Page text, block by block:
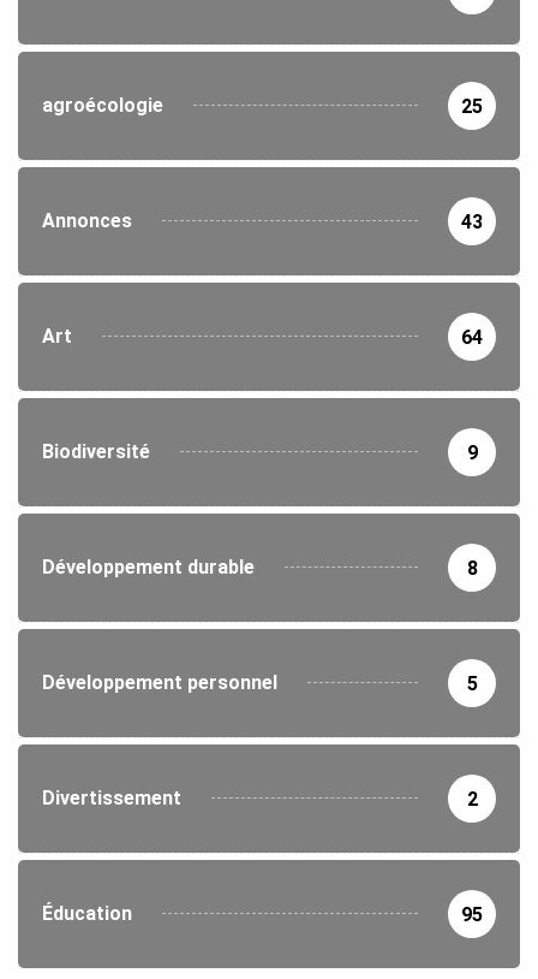
agroécologie 25
Annonces 43
Art 64
Biodiversité 9
Développement durable 8
Développement personnel 5
Divertissement 2
Éducation 95